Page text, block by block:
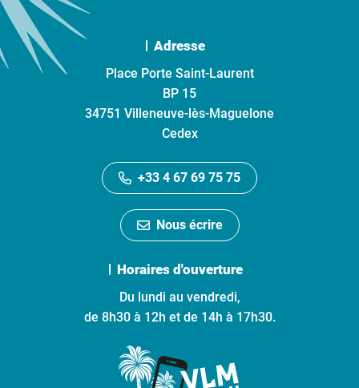
Adresse
Place Porte Saint-Laurent
BP 15
34751 Villeneuve-lès-Maguelone
Cedex
+33 4 67 69 75 75
Nous écrire
Horaires d'ouverture
Du lundi au vendredi,
de 8h30 à 12h et de 14h à 17h30.